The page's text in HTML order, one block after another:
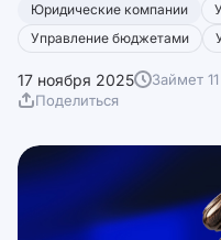
Юридические компании
Управление бюджетами
17 ноября 2025 Займет
Поделиться